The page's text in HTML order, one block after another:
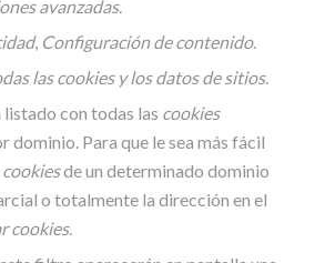
avanzadas.
, Configuración de contenido.
lascookiesy los datos de sitios.
con todas las cookies
dominio. Para que le sea más fácil
cookiesde un determinado dominio
o totalmente la dirección en el
cookies.